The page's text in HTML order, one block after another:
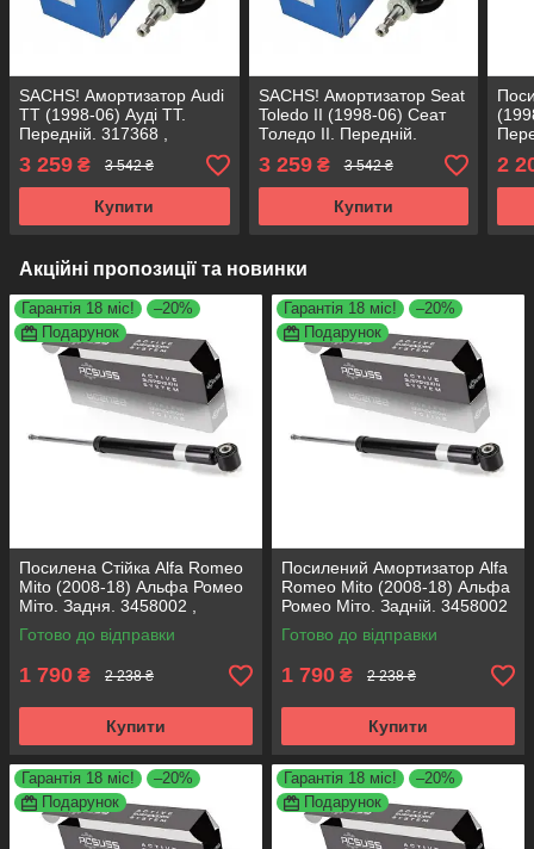
SACHS! Амортизатор Audi
TT (1998-06) Ауді ТТ.
Передній. 317368 ,
333713 САКС
3 259 ₴ 3 542 ₴
Купити
SACHS! Амортизатор Seat
Toledo II (1998-06) Сеат
Толедо II. Передній.
317368 , 333713 САКС
3 259₴ 3 542 ₴
Купити
2
Акційні пропозиції та новинки
Гарантія 18 міс!
–20%
Подарунок
Посилена Стійка Alfa Romeo
Mito (2008-18) Альфа Ромео
Міто. Задня. 3458002 ,
317722. KOREA Аксусс!
Готово до відправки
1 790 ₴ 2 238 ₴
Купити
Гарантія 18 міс!
–20%
Подарунок
Посилений Амортизатор Alfa
Romeo Mito (2008-18) Альфа
Ромео Міто. Задній. 3458002
, 317722. KOREA Аксусс!
Готово до відправки
1 790 ₴ 2 238 ₴
Купити
Гарантія 18 міс!
–20%
Подарунок
Гарантія 18 міс!
–20%
Подарунок